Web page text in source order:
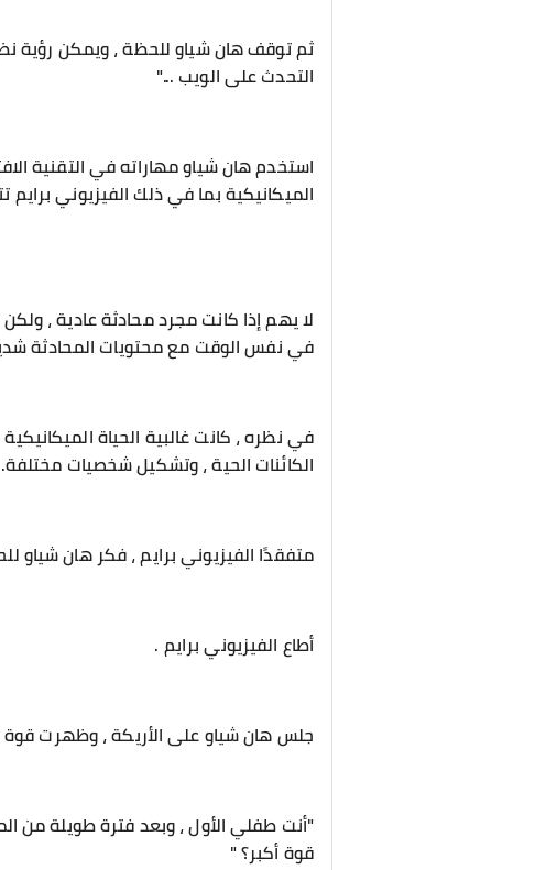
ثم توقف هان شياو للحظة ، ويمكن رؤية
التحدث على الويب ..."
استخدم هان شياو مهاراته في التقنية
الميكانيكية بما في ذلك الفيزيوني
لا يهم إذا كانت مجرد محادثة عادية ،
في نفس الوقت مع محتويات المحادثة
في نظره ، كانت غالبية الحياة
الكائنات الحية ، وتشكيل شخصيات مختلفة.
متفقدًا الفيزيوني برايم ، فكر هان
أطاع الفيزيوني برايم .
جلس هان شياو على الأريكة ، وظهرت
"أنت طفلي الأول ، وبعد فترة طويلة من
قوة أكبر؟ "